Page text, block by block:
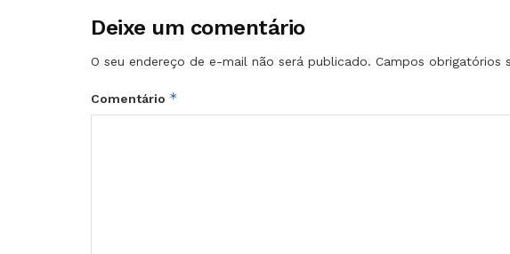
Deixe um comentário
O seu endereço de e-mail não será publicado. Campos obrigatórios
Comentário *